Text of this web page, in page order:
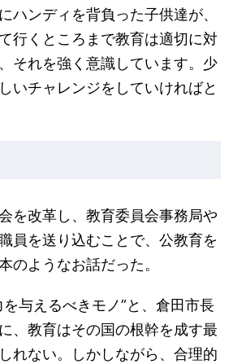
ハンディを背負った子供達が、
行くところまで教育は適切に対
それを強く意識しています。少
いチャレンジをしていければと
を改革し、教育委員会事務局や
員を送り込むことで、公教育を
のようなお話だった。
与えるべきモノ”と、倉田市長
、教育はその国の根幹を成す最
れない。しかしながら、合理的